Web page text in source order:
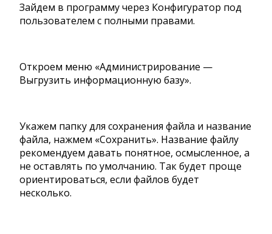
Зайдем в программу через Конфигуратор под
пользователем с полными правами.
Откроем меню «Администрирование —
Выгрузить информационную базу».
Укажем папку для сохранения файла и название
файла, нажмем «Сохранить». Название файлу
рекомендуем давать понятное, осмысленное, а
не оставлять по умолчанию. Так будет проще
ориентироваться, если файлов будет
несколько.